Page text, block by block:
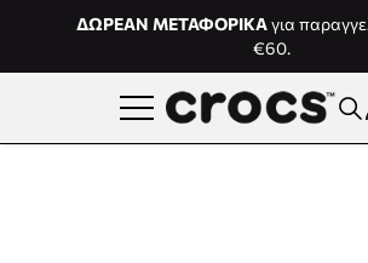
Μετάβαση στο περιεχόμενο
ΔΩΡΕΑΝ ΜΕΤΑΦΟΡΙΚΑγια
€60.